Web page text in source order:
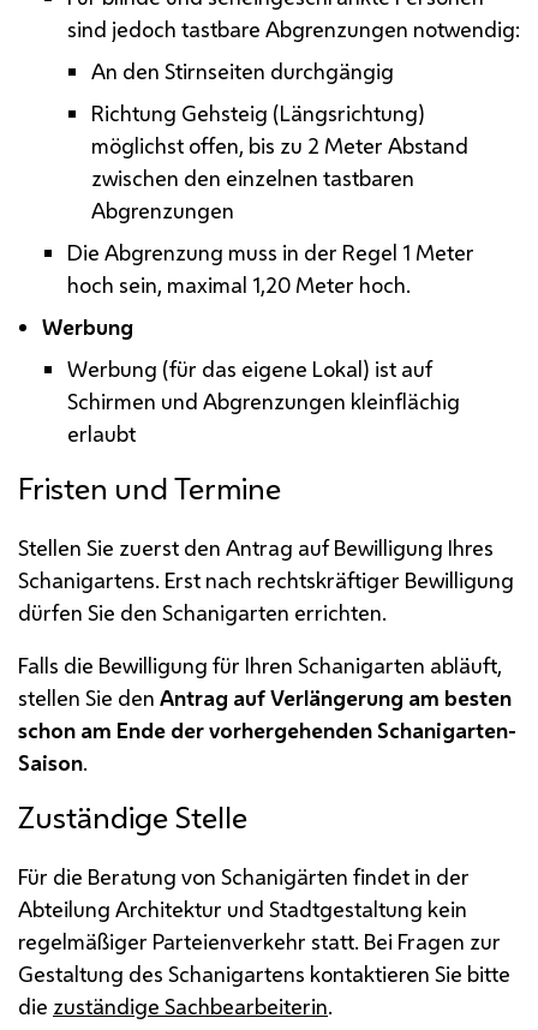
sind jedoch tastbare Abgrenzungen notwendig:
An den Stirnseiten durchgängig
Richtung Gehsteig (Längsrichtung)
möglichst offen, bis zu 2 Meter Abstand
zwischen den einzelnen tastbaren
Abgrenzungen
Die Abgrenzung muss in der Regel 1 Meter
hoch sein, maximal 1,20 Meter hoch.
Werbung
Werbung (für das eigene Lokal) ist auf
Schirmen und Abgrenzungen kleinflächig
erlaubt
Fristen und Termine
Stellen Sie zuerst den Antrag auf Bewilligung Ihres
Schanigartens. Erst nach rechtskräftiger Bewilligung
dürfen Sie den Schanigarten errichten.
Falls die Bewilligung für Ihren Schanigarten abläuft,
stellen Sie den Antrag auf Verlängerung am besten
schon am Ende der vorhergehenden Schanigarten-
Saison.
Zuständige Stelle
Für die Beratung von Schanigärten findet in der
Abteilung Architektur und Stadtgestaltung kein
regelmäßiger Parteienverkehr statt. Bei Fragen zur
Gestaltung des Schanigartens kontaktieren Sie bitte
die zuständige Sachbearbeiterin.